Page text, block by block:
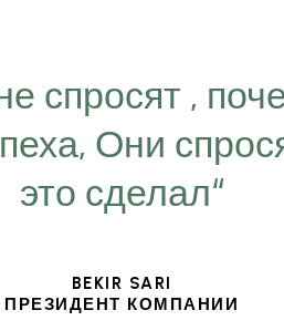
спросят ,
Они
это сделал“
BEKIR SARI
ПРЕЗИДЕНТ КОМПАНИИ